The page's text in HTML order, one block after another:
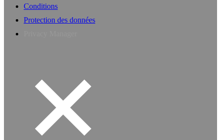
Conditions
Protection des données